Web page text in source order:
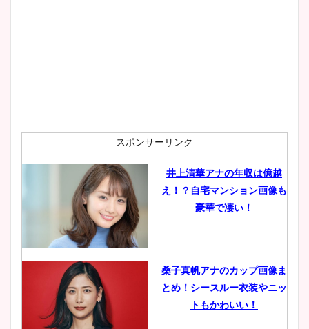
肉も凄い！
鈴木唯の太ってた時の体重が
ヤバすぎww原因や痩せたダ
豊島実季アナのカップ画像ま
とめ！美脚や水着姿に年齢も
スポンサーリンク
井上清華アナの年収は億越
え！？自宅マンション画像も
豪華で凄い！
桑子真帆アナのカップ画像ま
とめ！シースルー衣装やニッ
トもかわいい！